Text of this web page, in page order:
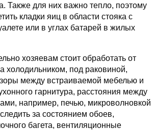
Также для них важно тепло, поэтому
кладки яиц в области стояка с
или в углах батарей в жилых
хозяевам стоит обработать от
холодильником, под раковиной,
между встраиваемой мебелью и
гарнитура, расстояния между
например, печью, микроволновкой
за состоянием обоев,
багета, вентиляционные